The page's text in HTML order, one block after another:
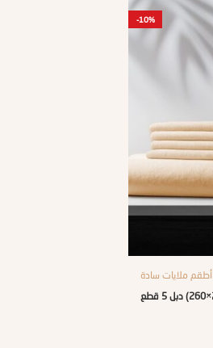
-10%
أطقم ملايات سادة